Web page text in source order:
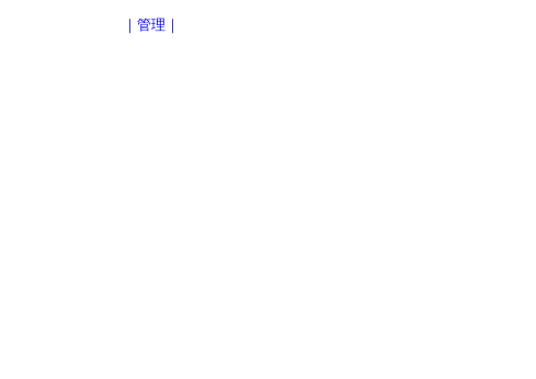
｜ 管理 ｜